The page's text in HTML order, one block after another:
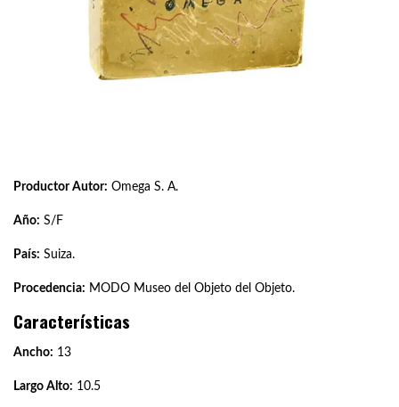
Productor Autor: Omega S. A.
Año: S/F
País: Suiza.
Procedencia: MODO Museo del Objeto del Objeto.
Características
Ancho: 13
Largo Alto: 10.5